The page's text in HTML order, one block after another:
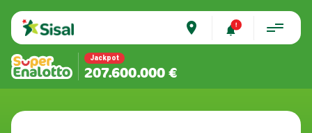
place
Jackpot
207.600.000 €